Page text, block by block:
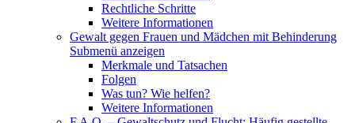
Rechtliche Schritte
Weitere Informationen
Gewalt gegen Frauen und Mädchen mit Behinderung
Submenü anzeigen
Merkmale und Tatsachen
Folgen
Was tun? Wie helfen?
Weitere Informationen